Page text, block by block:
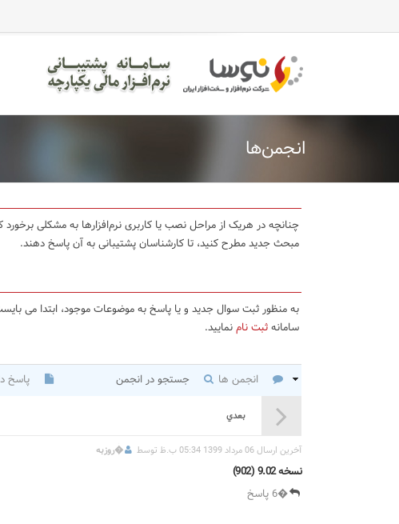
انجمن‌ها
چنانچه در هریک از مراحل نصب یا کاربری نرم‌افزارها به مشکلی
مبحث جدید مطرح کنید، تا کارشناسان پشتیبانی به آن پاسخ دهند.
به منظور ثبت سوال جدید و یا پاسخ به موضوعات موجود، ابتدا می
سامانهثبت نامنمایید.
انجمن ها جستجو در انجمن پاسخ
بعدي
آخرين ارسال 06 مرداد 1399 05:34 ب.ظ توسط �روزبه
نسخه 9.02 (902)
�6 پاسخ